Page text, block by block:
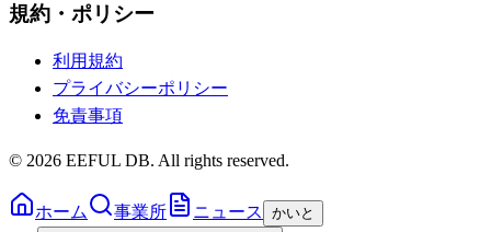
規約・ポリシー
利用規約
プライバシーポリシー
免責事項
© 2026 EEFUL DB. All rights reserved.
ホーム 事業所 ニュース かいと